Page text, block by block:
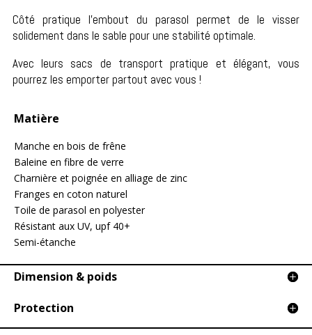
Côté pratique l’embout du parasol permet de le visser
solidement dans le sable pour une stabilité optimale.
Avec leurs sacs de transport pratique et élégant, vous
pourrez les emporter partout avec vous !
Matière
Manche en bois de frêne
Baleine en fibre de verre
Charnière et poignée en alliage de zinc
Franges en coton naturel
Toile de parasol en polyester
Résistant aux UV, upf 40+
Semi-étanche
Dimension & poids
Protection